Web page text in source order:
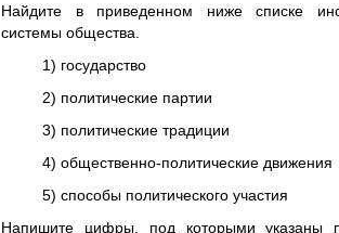
Найдите в приведенном ниже списке
системы общества.
1) государство
2) политические партии
3) политические традиции
4) общественно-политические движения
5) способы политического участия
Напишите цифры, под которыми указаны